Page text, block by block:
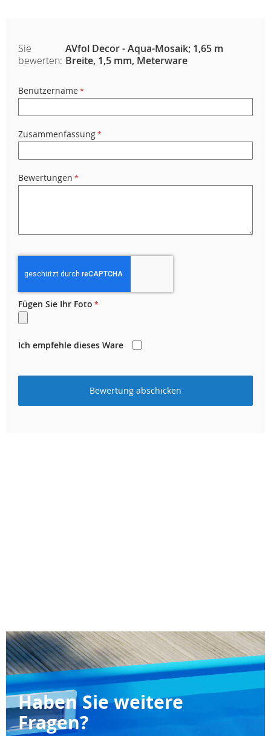
Sie
bewerten:
AVfol Decor - Aqua-Mosaik; 1,65 m
Breite, 1,5 mm, Meterware
Benutzername
Zusammenfassung
Bewertungen
Fügen Sie Ihr Foto
Ich empfehle dieses Ware
Bewertung abschicken
Haben Sie weitere
Fragen?